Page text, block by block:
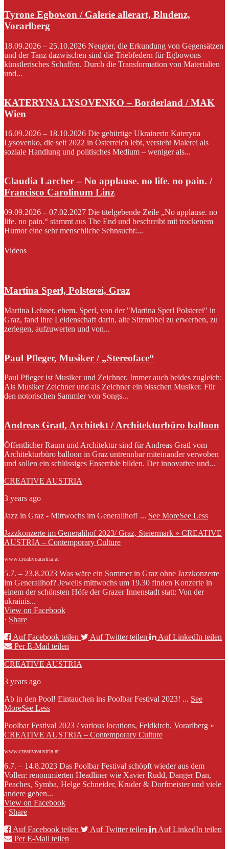
Tyrone Egbowon / Galerie allerart, Bludenz,
Vorarlberg
18.09.2026 – 25.10.2026 Neugier, die Erkundung von Gegensätzen
und der Tanz dazwischen sind die Triebfedern für Egbowons
künstlerisches Schaffen. Durch die Transformation von Materialien
und...
KATERYNA LYSOVENKO – Borderland / MAK
Wien
16.09.2026 – 18.10.2026 Die gebürtige Ukrainerin Kateryna
Lysovenko, die seit 2022 in Österreich lebt, versteht Malerei als
soziale Handlung und politisches Medium – weniger als...
Claudia Larcher – No applause. no life. no pain. /
Francisco Carolinum Linz
09.09.2026 – 07.02.2027 Die titelgebende Zeile „No applause. no
life. no pain.“ stammt aus The End und beschreibt mit trockenem
Humor eine sehr menschliche Sehnsucht:...
Videos
Martina Sperl, Polsterei, Graz
Martina Lehner, ehem. Sperl, von der "Martina Sperl Polsterei" in
Graz, fand ihre Leidenschaft darin, alte Sitzmöbel zu erwerben, zu
zerlegen, aufzuwerten und von...
Paul Pfleger, Musiker / „Stereoface“
Paul Pfleger ist Musiker und Zeichner. Immer auch beides zugleich:
Als Musiker Zeichner und als Zeichner ein bisschen Musiker. Für
den notorischen Sammler von Songs...
Andreas Gratl, Architekt / Architekturbüro balloon
Öffentlicher Raum und Architektur sind für Andreas Gratl vom
Architekturbüro balloon in Graz untrennbar miteinander verwoben
und sollen ein schlüssiges Ensemble bilden. Der innovative und...
CREATIVE AUSTRIA
3 years ago
Jazz in Graz - Mittwochs im Generalihof! ... See MoreSee Less
Jazzkonzerte im Generalihof 2023/ Graz, Steiermark » CREATIVE
AUSTRIA – Contemporary Culture
www.creativeaustria.at
5.7. – 23.8.2023 Was wäre ein Sommer in Graz ohne Jazzkonzerte
im Generalihof? Jeweils mittwochs um 19.30 finden Konzerte in
einem der schönsten Höfe der Grazer Innenstadt statt: Von der
ukrainis...
View on Facebook
· Share
Auf Facebook teilen
Auf Twitter teilen
Auf LinkedIn teilen
Per E-Mail teilen
CREATIVE AUSTRIA
3 years ago
Ab in den Pool! Eintauchen ins Poolbar Festival 2023! ... See
MoreSee Less
Poolbar Festival 2023 / various locations, Feldkirch, Vorarlberg »
CREATIVE AUSTRIA – Contemporary Culture
www.creativeaustria.at
6.7. – 14.8.2023 Das Poolbar Festival schöpft wieder aus dem
Vollen: renommierten Headliner wie Xavier Rudd, Danger Dan,
Peaches, Symba, Helge Schneider, Kruder & Dorfmeister und viele
andere geben...
View on Facebook
· Share
Auf Facebook teilen
Auf Twitter teilen
Auf LinkedIn teilen
Per E-Mail teilen